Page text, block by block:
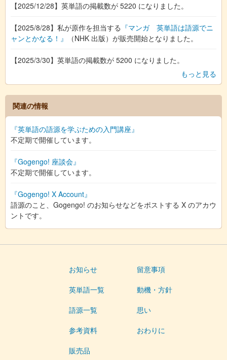
【2025/12/28】英単語の掲載数が 5220 になりました。
【2025/8/28】私が原作を担当する 『マンガ 英単語は語源でニ
ャンとかなる！』
（NHK 出版）が販売開始となりました。
【2025/3/30】英単語の掲載数が 5200 になりました。
もっと見る
関連の情報
『英単語の語源を学ぶための入門講座』
不定期で開催しています。
『Gogengo! 座談会』
不定期で開催しています。
『Gogengo! X Account』
語源のこと、Gogengo! のお知らせなどをポストする X のアカウ
ントです。
お知らせ
英単語一覧
語源一覧
参考資料
販売品
留意事項
動機・方針
思い
おわりに